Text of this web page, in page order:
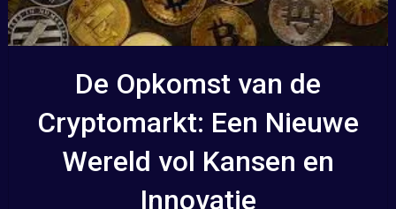
De Opkomst van de
Cryptomarkt: Een Nieuwe
Wereld vol Kansen en
Innovatie